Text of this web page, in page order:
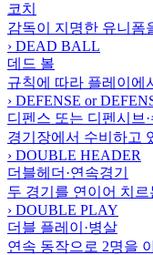
코치
감독이 지명한 유니폼
› DEAD BALL
데드 볼
규칙에 따라 플레이에
› DEFENSE or
디펜스 또는 디펜시브
경기장에서 수비하고
› DOUBLE HEADER
더블헤더·연속경기
두 경기를 연이어 치르
› DOUBLE PLAY
더블 플레이·병살
연속 동작으로 2명을